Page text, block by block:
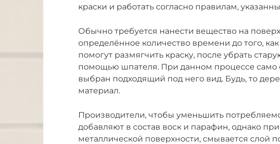
краски и работать согласно правилам,
Обычно требуется нанести вещество на
определённое количество времени до того,
помогут размягчить краску, после убрать
помощью шпателя. При данном процессе само
выбран подходящий под него вид. Будь, то
материал.
Производители, чтобы уменьшить
добавляют в состав воск и парафин, однако
металлической поверхности, смывается слой